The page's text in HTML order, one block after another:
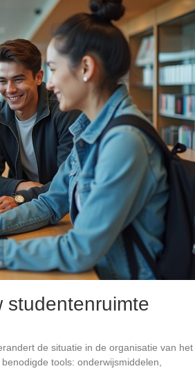
studentenruimte
de situatie in de organisatie van het
tools: onderwijsmiddelen,